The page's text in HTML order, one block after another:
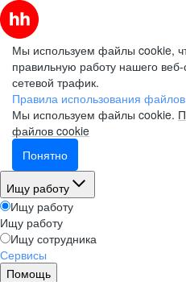
Мы используем файлы cookie,
правильную работу нашего
сетевой трафик.
Правила использования
Мы используем файлы cookie.
файлов cookie
Понятно
Ищу работу
Ищу работу
Ищу работу
Ищу сотрудника
Сервисы
Помощь